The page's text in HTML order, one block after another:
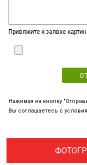
Привяжите к заявке
Нажимая на кнопку
Вы соглашаетесь с